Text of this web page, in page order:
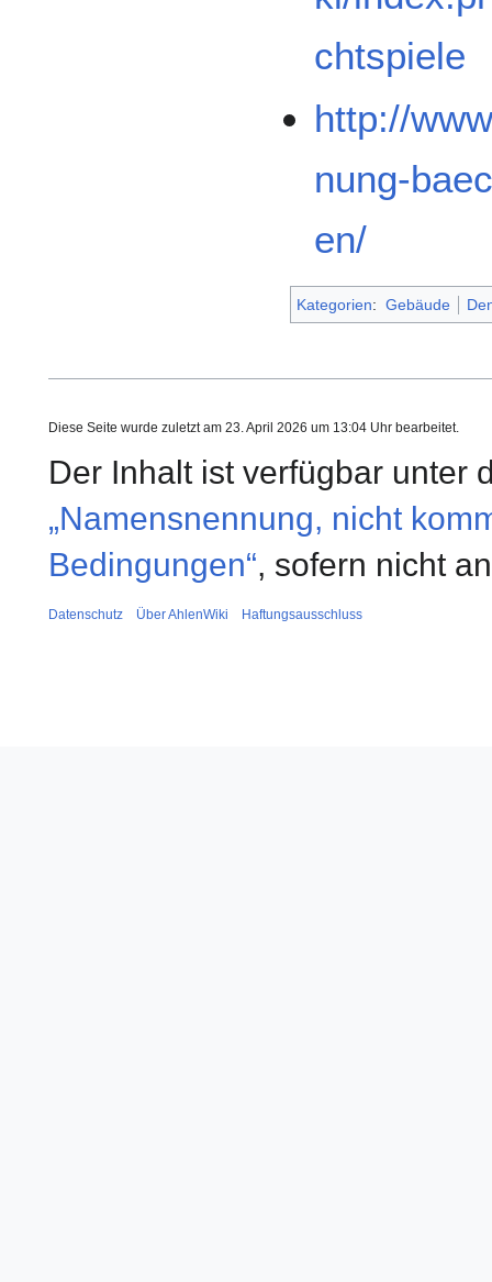
chtspiele
http://
nung-
en/
Kategorien: Gebäude
Diese Seite wurde zuletzt am 23. April 2026 um 13:04 Uhr bearbeitet.
Der Inhalt ist verfügbar unter
„Namensnennung, nicht
Bedingungen“, sofern nicht
Datenschutz Über AhlenWiki Haftungsausschluss